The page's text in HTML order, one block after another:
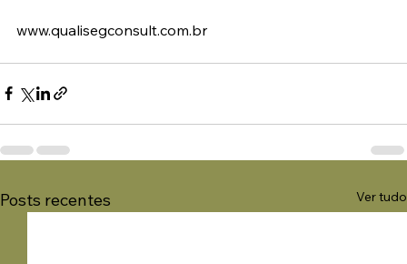
www.qualisegconsult.com.br
Posts recentes Ver tudo